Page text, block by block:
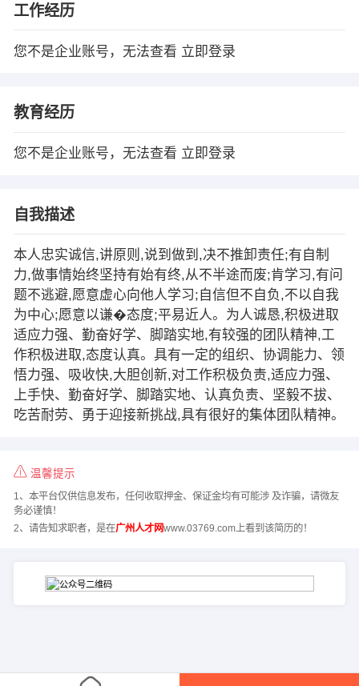
工作经历
您不是企业账号，无法查看 立即登录
教育经历
您不是企业账号，无法查看 立即登录
自我描述
本人忠实诚信,讲原则,说到做到,决不推卸责任;有自制
力,做事情始终坚持有始有终,从不半途而废;肯学习,有问
题不逃避,愿意虚心向他人学习;自信但不自负,不以自我
为中心;愿意以谦�态度;平易近人。为人诚恳,积极进取
适应力强、勤奋好学、脚踏实地,有较强的团队精神,工
作积极进取,态度认真。具有一定的组织、协调能力、领
悟力强、吸收快,大胆创新,对工作积极负责,适应力强、
上手快、勤奋好学、脚踏实地、认真负责、坚毅不拔、
吃苦耐劳、勇于迎接新挑战,具有很好的集体团队精神。
温馨提示
1、本平台仅供信息发布，任何收取押金、保证金均有可能涉 及诈骗，请微友
务必谨慎！
2、请告知求职者，是在广州人才网www.03769.com上看到该简历的！